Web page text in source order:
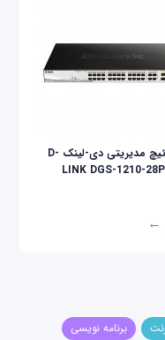
سوئیچ مدیریتی دی-لینک D-
LINK DGS-1210-28P
←
برنامه نویسی